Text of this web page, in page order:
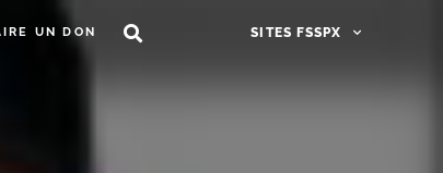
UN DON SITES FSSPX